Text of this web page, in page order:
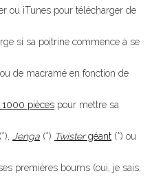
ou iTunes pour télécharger de
si sa poitrine commence à se
de macramé en fonction de
pièces pour mettre sa
Jenga (*) Twistergéant (*) ou
premières boums (oui, je sais,